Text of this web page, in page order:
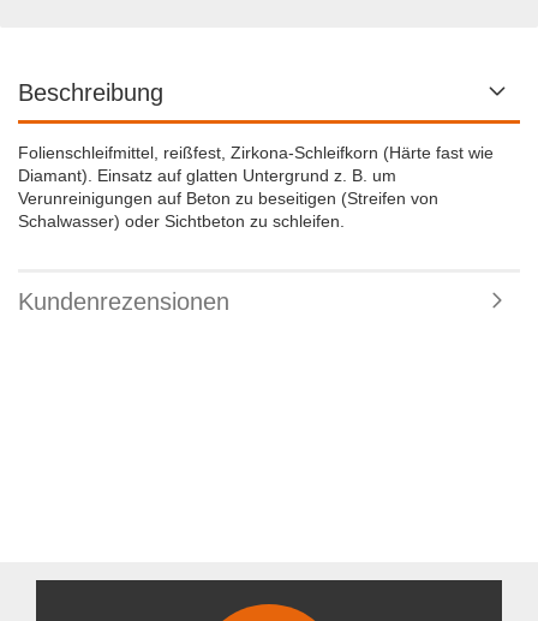
Beschreibung
Folienschleifmittel, reißfest, Zirkona-Schleifkorn (Härte fast wie
Diamant). Einsatz auf glatten Untergrund z. B. um
Verunreinigungen auf Beton zu beseitigen (Streifen von
Schalwasser) oder Sichtbeton zu schleifen.
Kundenrezensionen